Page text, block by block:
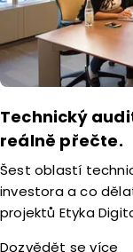
Technický
reálně přečte.
Šest oblastí
investora a co
projektů Etyka
Dozvědět se více